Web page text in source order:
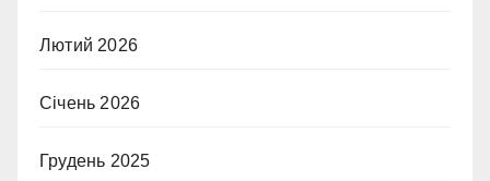
Лютий 2026
Січень 2026
Грудень 2025